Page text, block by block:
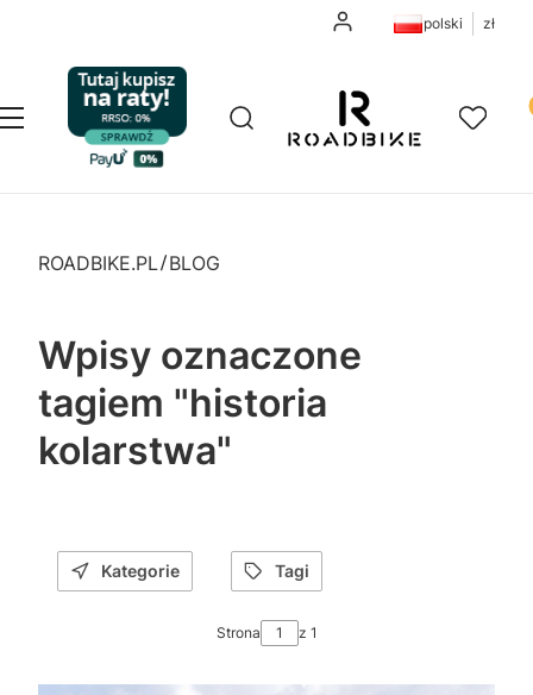
Zaloguj siępolski zł
Menu Otwórz wyszukiwarkę
Szukaj Ulubione
ROADBIKE.PL BLOG
Wpisy oznaczone
tagiem "historia
kolarstwa"
Kategorie Tagi
Strona z 1